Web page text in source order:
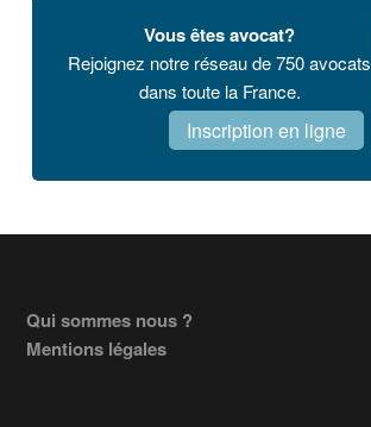
Vous êtes avocat?
Rejoignez notre réseau de 750 avocats
dans toute la France.
Inscription en ligne
Footer
Qui sommes nous ?
Mentions légales